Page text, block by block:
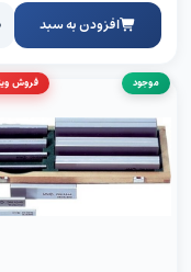
افزودن به سبد
موجود فروش